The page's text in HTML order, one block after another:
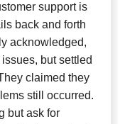
support is
back and forth
acknowledged,
but settled
claimed they
still occurred.
but ask for